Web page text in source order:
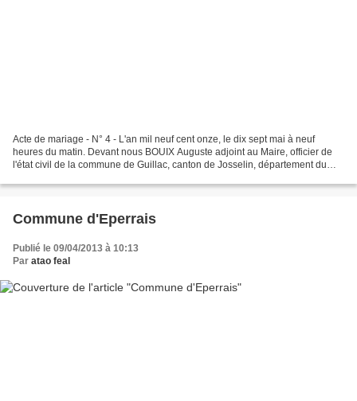
Acte de mariage - N° 4 - L'an mil neuf cent onze, le dix sept mai à neuf
heures du matin. Devant nous BOUIX Auguste adjoint au Maire, officier de
l'état civil de la commune de Guillac, canton de Josselin, département du
Commune d'Eperrais
Publié le 09/04/2013 à 10:13
Par atao feal